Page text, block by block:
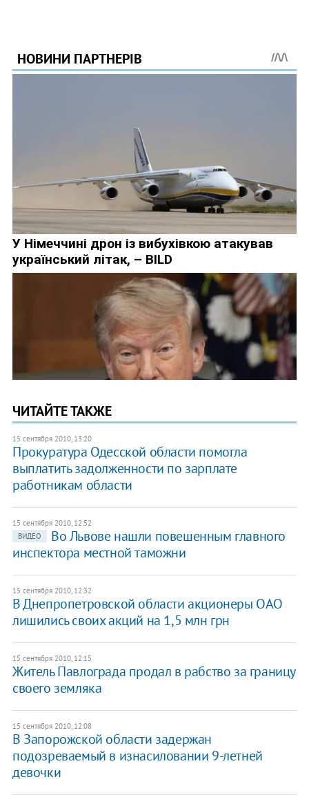
ЧИТАЙТЕ ТАКЖЕ
15 сентября 2010, 13:20
Прокуратура Одесской области помогла
выплатить задолженности по зарплате
работникам области
15 сентября 2010, 12:52
ВИДЕО
Во Львове нашли повешенным главного
инспектора местной таможни
15 сентября 2010, 12:32
В Днепропетровской области акционеры ОАО
лишились своих акций на 1,5 млн грн
15 сентября 2010, 12:15
Житель Павлограда продал в рабство за границу
своего земляка
15 сентября 2010, 12:08
В Запорожской области задержан
подозреваемый в изнасиловании 9-летней
девочки